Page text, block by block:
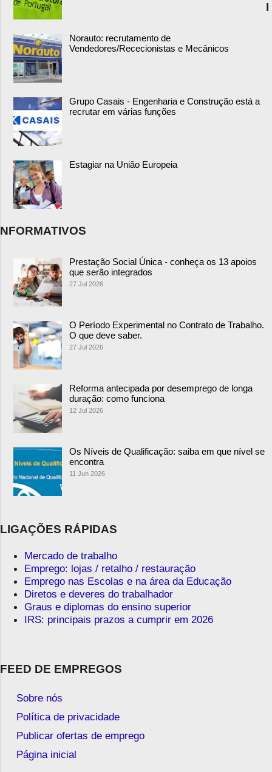
Norauto: recrutamento de
Vendedores/Rececionistas e Mecânicos
Grupo Casais - Engenharia e Construção está a
recrutar em várias funções
Estagiar na União Europeia
I
NFORMATIVOS
Prestação Social Única - conheça os 13 apoios
que serão integrados
27 Jul 2026
O Período Experimental no Contrato de Trabalho.
O que deve saber.
27 Jul 2026
Reforma antecipada por desemprego de longa
duração: como funciona
12 Jul 2026
Os Níveis de Qualificação: saiba em que nível se
encontra
11 Jun 2026
LIGAÇÕES RÁPIDAS
Mercado de trabalho
Emprego: lojas / retalho / restauração
Emprego nas Escolas e na área da Educação
Diretos e deveres do trabalhador
Graus e diplomas do ensino superior
IRS: principais prazos a cumprir em 2026
FEED DE EMPREGOS
Sobre nós
Política de privacidade
Publicar ofertas de emprego
Página inicial